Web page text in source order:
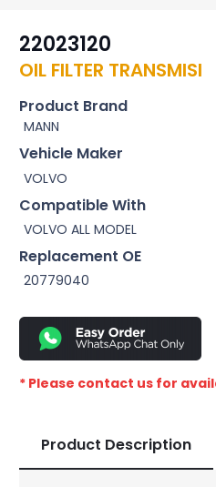
22023120
OIL FILTER TRANSMISI
Product Brand
MANN
Vehicle Maker
VOLVO
Compatible With
VOLVO ALL MODEL
Replacement OE
20779040
* Please contact us for
Product Description